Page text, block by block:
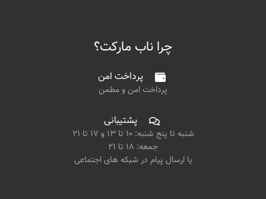
چرا ناب مارکت؟
پرداخت امن
پرداخت امن و مطمن
پشتیبانی
شنبه تا پنج شنبه: ۱۰ تا ۱۳ و ۱۷ تا ۲۱
جمعه: ۱۸ تا ۲۱
یا ارسال پیام در شبکه های اجتماعی